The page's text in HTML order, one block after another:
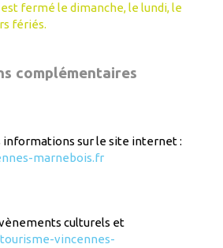
fermé le dimanche, le lundi, le
fériés.
complémentaires
informations sur le site internet :
marnebois.fr
culturels et
vincennes-